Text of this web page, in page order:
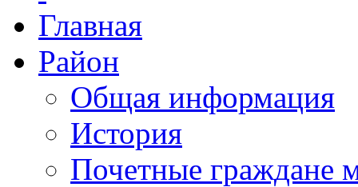
Главная
Район
Общая информация
История
Почетные граждане